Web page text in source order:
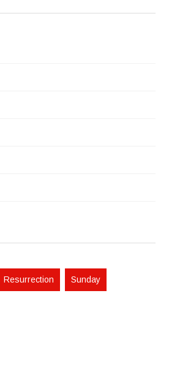
Resurrection Sunday